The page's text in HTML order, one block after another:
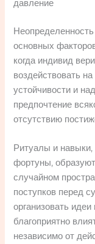
давление
основных
когда индивид
воздействовать
устойчивости и
предпочтение
отсутствию
Ритуалы и
фортуны,
случайном
поступков перед
организовать
благоприятно
независимо от